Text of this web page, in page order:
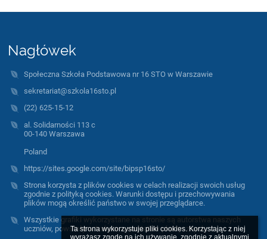
Ta strona wykorzystuje pliki cookies. Korzystając z niej
wyrażasz zgodę na ich używanie, zgodnie z aktualnymi
Nagłówek
Społeczna Szkoła Podstawowa nr 16 STO w Warszawie
sekretariat@szkola16sto.pl
(22) 625-15-12
al. Solidarności 113 c
00-140 Warszawa
Poland
https://sites.google.com/site/bipsp16sto/
Strona korzysta z plików cookies w celach realizacji swoich usług
zgodnie z polityką cookies. Warunki dostępu i przechowywania
plików mogą określić państwo w swojej przeglądarce.
Wszystkie grafiki wykorzystane na stronie są autorstwa naszych
uczniów, powstały w trakcie warsztatów plastycznych.